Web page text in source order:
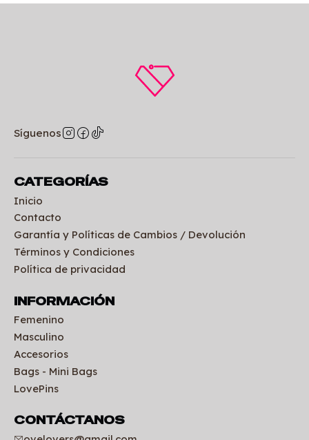
Síguenos
CATEGORÍAS
Inicio
Contacto
Garantía y Políticas de Cambios / Devolución
Términos y Condiciones
Política de privacidad
INFORMACIÓN
Femenino
Masculino
Accesorios
Bags - Mini Bags
LovePins
CONTÁCTANOS